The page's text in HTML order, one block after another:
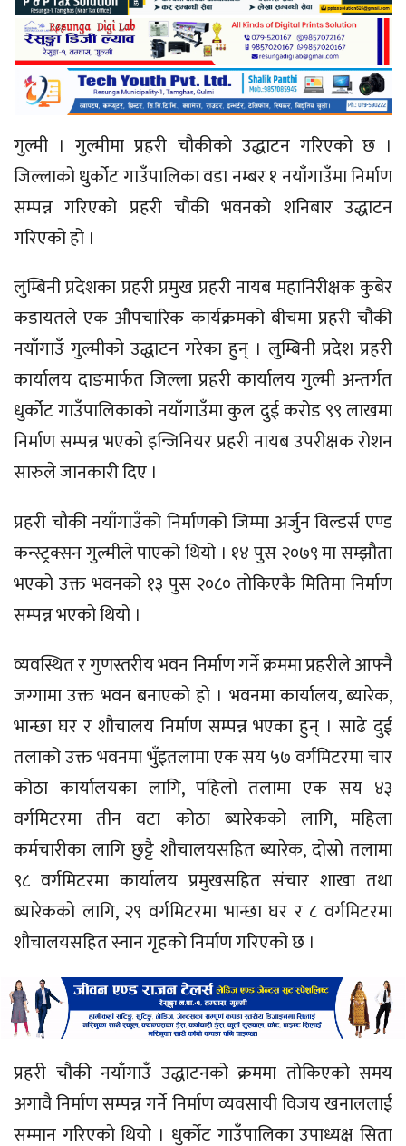
गुल्मी । गुल्मीमा प्रहरी चौकीको उद्धाटन गरिएको छ ।
जिल्लाको धुर्कोट गाउँपालिका वडा नम्बर १ नयाँगाउँमा निर्माण
सम्पन्न गरिएको प्रहरी चौकी भवनको शनिबार उद्धाटन
गरिएको हो ।
लुम्बिनी प्रदेशका प्रहरी प्रमुख प्रहरी नायब महानिरीक्षक कुबेर
कडायतले एक औपचारिक कार्यक्रमको बीचमा प्रहरी चौकी
नयाँगाउँ गुल्मीको उद्धाटन गरेका हुन् । लुम्बिनी प्रदेश प्रहरी
कार्यालय दाङमार्फत जिल्ला प्रहरी कार्यालय गुल्मी अन्तर्गत
धुर्कोट गाउँपालिकाको नयाँगाउँमा कुल दुई करोड ९९ लाखमा
निर्माण सम्पन्न भएको इन्जिनियर प्रहरी नायब उपरीक्षक रोशन
सारुले जानकारी दिए ।
प्रहरी चौकी नयाँगाउँको निर्माणको जिम्मा अर्जुन विल्डर्स एण्ड
कन्स्ट्रक्सन गुल्मीले पाएको थियो । १४ पुस २०७९ मा सम्झौता
भएको उक्त भवनको १३ पुस २०८० तोकिएकै मितिमा निर्माण
सम्पन्न भएको थियो ।
व्यवस्थित र गुणस्तरीय भवन निर्माण गर्ने क्रममा प्रहरीले आफ्नै
जग्गामा उक्त भवन बनाएको हो । भवनमा कार्यालय, ब्यारेक,
भान्छा घर र शौचालय निर्माण सम्पन्न भएका हुन् । साढे दुई
तलाको उक्त भवनमा भुँइतलामा एक सय ५७ वर्गमिटरमा चार
कोठा कार्यालयका लागि, पहिलो तलामा एक सय ४३
वर्गमिटरमा तीन वटा कोठा ब्यारेकको लागि, महिला
कर्मचारीका लागि छुट्टै शौचालयसहित ब्यारेक, दोस्रो तलामा
९८ वर्गमिटरमा कार्यालय प्रमुखसहित संचार शाखा तथा
ब्यारेकको लागि, २९ वर्गमिटरमा भान्छा घर र ८ वर्गमिटरमा
शौचालयसहित स्नान गृहको निर्माण गरिएको छ ।
प्रहरी चौकी नयाँगाउँ उद्धाटनको क्रममा तोकिएको समय
अगावै निर्माण सम्पन्न गर्ने निर्माण व्यवसायी विजय खनाललाई
सम्मान गरिएको थियो । धुर्कोट गाउँपालिका उपाध्यक्ष सिता